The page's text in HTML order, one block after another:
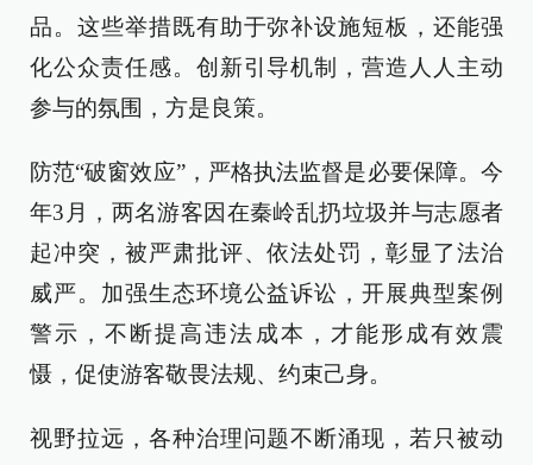
品。这些举措既有助于弥补设施短板，还能强
化公众责任感。创新引导机制，营造人人主动
参与的氛围，方是良策。
防范“破窗效应”，严格执法监督是必要保障。今
年3月，两名游客因在秦岭乱扔垃圾并与志愿者
起冲突，被严肃批评、依法处罚，彰显了法治
威严。加强生态环境公益诉讼，开展典型案例
警示，不断提高违法成本，才能形成有效震
慑，促使游客敬畏法规、约束己身。
视野拉远，各种治理问题不断涌现，若只被动